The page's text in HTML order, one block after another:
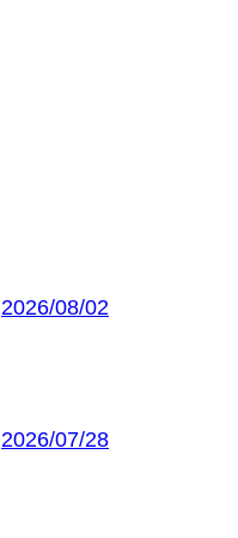
2026/08/02
2026/07/28